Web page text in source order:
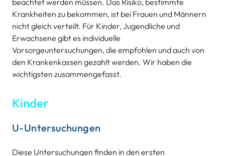
beachtet werden müssen. Das Risiko, bestimmte
Krankheiten zu bekommen, ist bei Frauen und Männern
nicht gleich verteilt. Für Kinder, Jugendliche und
Erwachsene gibt es individuelle
Vorsorgeuntersuchungen, die empfohlen und auch von
den Krankenkassen gezahlt werden. Wir haben die
wichtigsten zusammengefasst.
Kinder
U-Untersuchungen
Diese Untersuchungen finden in den ersten